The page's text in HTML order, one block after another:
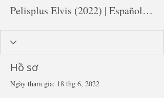
Pelisplus Elvis (2022) | Español y Latino
Hồ sơ
Ngày tham gia: 18 thg 6, 2022